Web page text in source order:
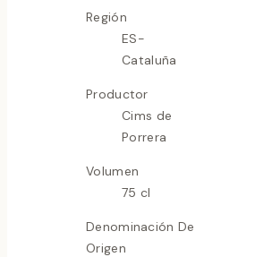
Región
ES-
Cataluña
Productor
Cims de
Porrera
Volumen
75 cl
Denominación De
Origen